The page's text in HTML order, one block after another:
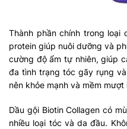
Thành phần chính trong loại
protein giúp nuôi dưỡng và
cường độ ẩm tự nhiên, giúp
đa tình trạng tóc gãy rụng
nên khỏe mạnh và mềm mượt
Dầu gội Biotin Collagen có
nhiều loại tóc và da đầu.